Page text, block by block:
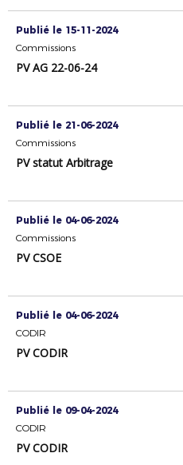
Publié le 15-11-2024
Commissions
PV AG 22-06-24
Publié le 21-06-2024
Commissions
PV statut Arbitrage
Publié le 04-06-2024
Commissions
PV CSOE
Publié le 04-06-2024
CODIR
PV CODIR
Publié le 09-04-2024
CODIR
PV CODIR